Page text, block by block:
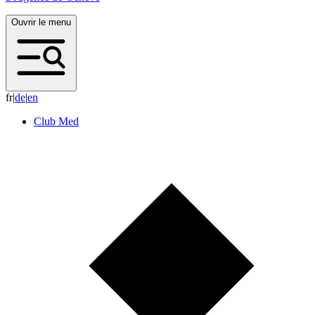
Ouvrir le menu
fr|de|en
Club Med